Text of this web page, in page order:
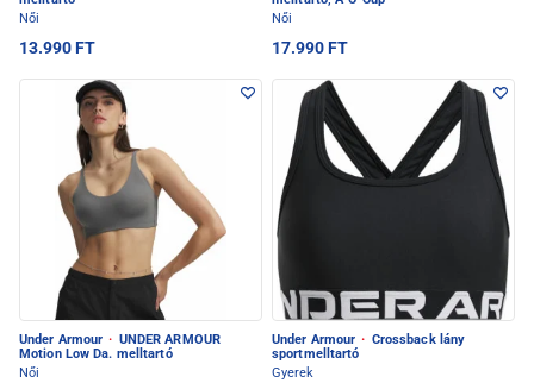
Női
13.990 FT
Női
17.990 FT
Under Armour · UNDER ARMOUR
Motion Low Da. melltartó
Női
Under Armour · Crossback lány
sportmelltartó
Gyerek